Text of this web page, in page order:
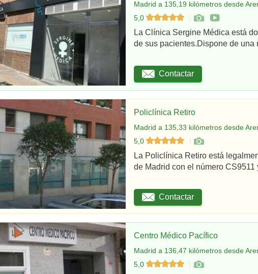
Madrid a 135,19 kilómetros desde
5,0
La Clínica Sergine Médica está
de sus pacientes.Dispone de una
Contactar
Policlínica Retiro
Madrid a 135,33 kilómetros desde
5,0
La Policlínica Retiro está
de Madrid con el número
Contactar
Centro Médico Pacífico
Madrid a 136,47 kilómetros desde
5,0